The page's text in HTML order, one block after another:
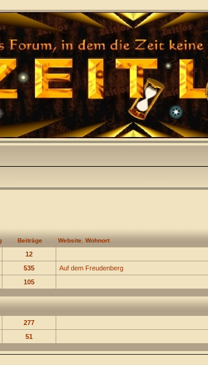
Beiträge Website Wohnort
12
535 Auf dem Freudenberg
105
277
51